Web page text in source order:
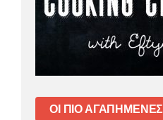
ΟΙ ΠΙΟ ΑΓΑΠΗΜΈΝΕΣ